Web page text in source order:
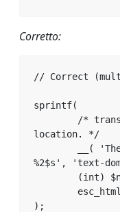
Corretto:
// Correct
sprintf(
location. */
%2$s', 'text-
);